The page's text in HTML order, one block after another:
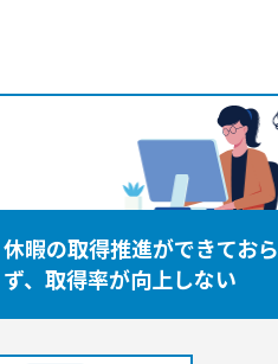
休暇の取得推進ができておら
ず、取得率が向上しない